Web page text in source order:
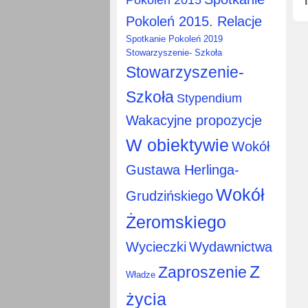
Pokoleń 2015. Relacje
Spotkanie Pokoleń 2019
Stowarzyszenie- Szkoła
Stowarzyszenie-
Szkoła Stypendium
Wakacyjne propozycje
W obiektywie Wokół
Gustawa Herlinga-
GrudzińskiegoWokół
Żeromskiego
Wycieczki Wydawnictwa
Władze ZaproszenieZ
życia